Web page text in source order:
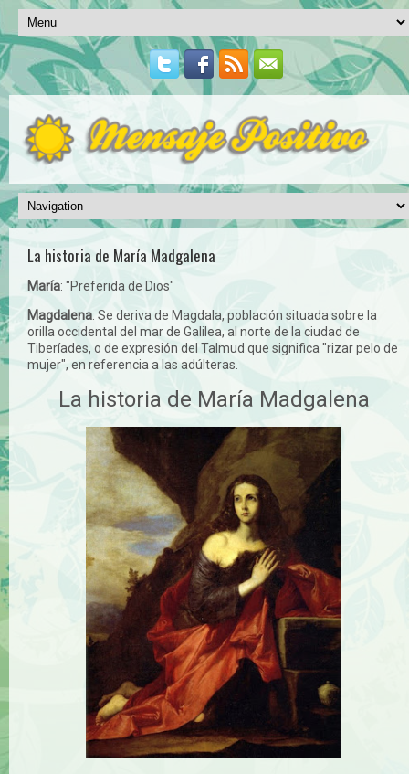
La historia de María Madgalena
María: "Preferida de Dios"
Magdalena: Se deriva de Magdala, población situada sobre la
orilla occidental del mar de Galilea, al norte de la ciudad de
Tiberíades, o de expresión del Talmud que significa "rizar pelo de
mujer", en referencia a las adúlteras.
La historia de María Madgalena